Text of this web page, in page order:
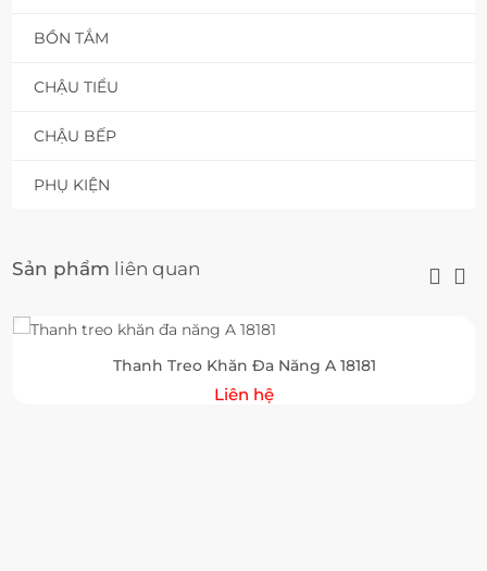
BỒN TẮM
CHẬU TIỂU
CHẬU BẾP
PHỤ KIỆN
Sản phẩm liên quan
Thanh Treo Khăn Đa Năng A 18181
Liên hệ